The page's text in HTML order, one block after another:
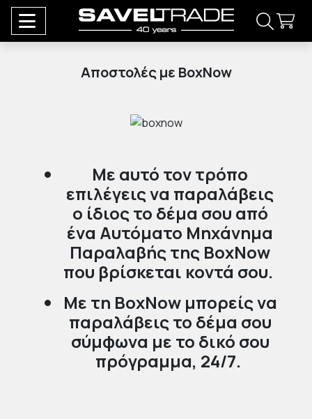
Αποστολές με BoxNow
Με αυτό τον τρόπο
επιλέγεις να παραλάβεις
ο ίδιος το δέμα σου από
ένα Αυτόματο Μηχάνημα
Παραλαβής της BoxNow
που βρίσκεται κοντά σου.
Με τη BoxNow μπορείς να
παραλάβεις το δέμα σου
σύμφωνα με το δικό σου
πρόγραμμα, 24/7.